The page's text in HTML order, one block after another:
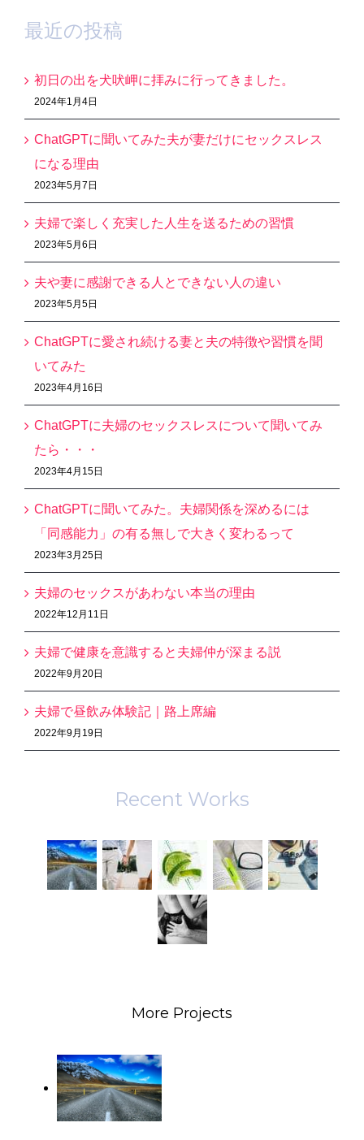
最近の投稿
初日の出を犬吠岬に拝みに行ってきました。
2024年1月4日
ChatGPTに聞いてみた夫が妻だけにセックスレス
になる理由
2023年5月7日
夫婦で楽しく充実した人生を送るための習慣
2023年5月6日
夫や妻に感謝できる人とできない人の違い
2023年5月5日
ChatGPTに愛され続ける妻と夫の特徴や習慣を聞
いてみた
2023年4月16日
ChatGPTに夫婦のセックスレスについて聞いてみ
たら・・・
2023年4月15日
ChatGPTに聞いてみた。夫婦関係を深めるには
「同感能力」の有る無しで大きく変わるって
2023年3月25日
夫婦のセックスがあわない本当の理由
2022年12月11日
夫婦で健康を意識すると夫婦仲が深まる説
2022年9月20日
夫婦で昼飲み体験記｜路上席編
2022年9月19日
Recent Works
More Projects
Self
enlightenment